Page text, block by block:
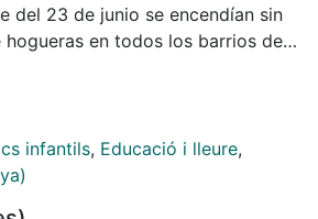
del 23 de junio se encendían sin
en todos los barrios de
eran el resultado de la
la madera días antes,
con ella las piras. En la
menos de dos decenas de
infantils, Educació i lleure,